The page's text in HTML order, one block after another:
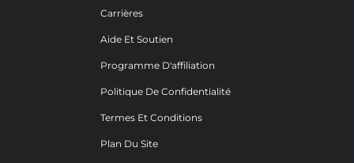
Carrières
Aide Et Soutien
Programme D'affiliation
Politique De Confidentialité
Termes Et Conditions
Plan Du Site